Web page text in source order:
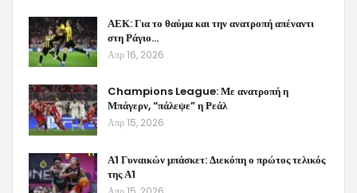
ΑΕΚ: Για το θαύμα και την ανατροπή απέναντι
στη Ράγιο…
Απρ 16, 2026
Champions League: Με ανατροπή η
Μπάγερν, “πάλεψε” η Ρεάλ
Απρ 15, 2026
Α1 Γυναικών μπάσκετ: Διεκόπη ο πρώτος τελικός
της Α1